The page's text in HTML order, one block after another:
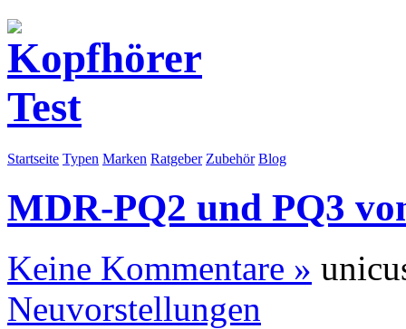
Startseite Typen Marken Ratgeber Zubehör Blog
MDR-PQ2 und PQ3
Keine Kommentare »
Neuvorstellungen